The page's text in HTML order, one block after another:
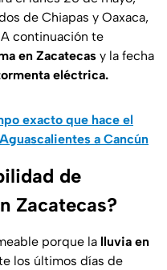
de Chiapas y Oaxaca,
continuación te
en Zacatecas y la fecha
eléctrica.
exacto que hace el
a Cancún
de
Zacatecas?
porque la lluvia en
los últimos días de